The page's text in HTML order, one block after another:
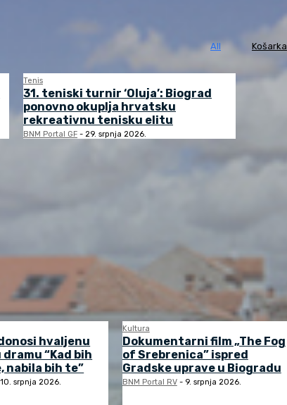
All Košarka
Tenis
31. teniski turnir ‘Oluja’: Biograd
ponovno okuplja hrvatsku
rekreativnu tenisku elitu
BNM Portal GF - 29. srpnja 2026.
hvaljenu
“Kad bih
nabila bih te”
10. srpnja 2026.
Kultura
Dokumentarni film „The Fog
of Srebrenica” ispred
Gradske uprave u Biogradu
BNM Portal RV - 9. srpnja 2026.